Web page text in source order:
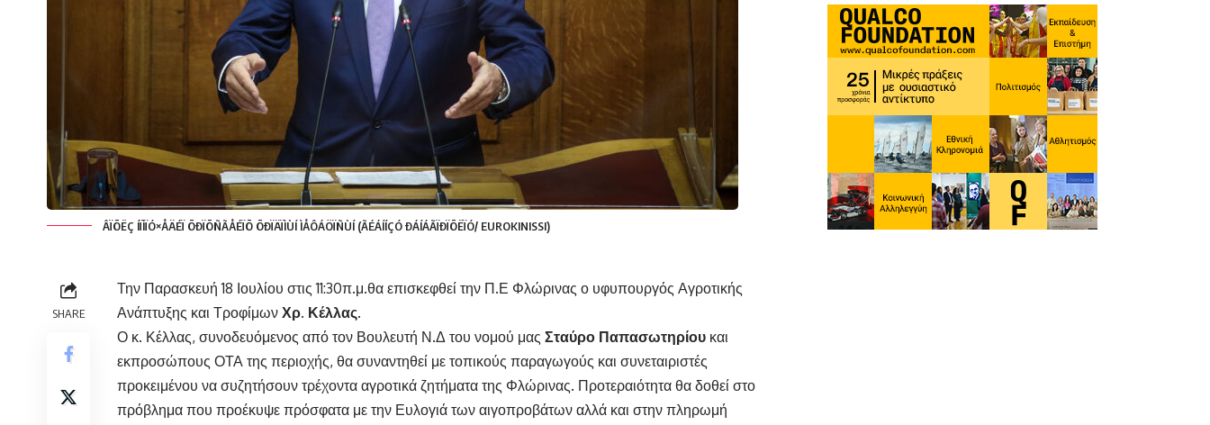
ÂÏÕËÇ ÍÏÌÏÓ×ÅÄÉÏ ÕÐÏÕÑÃÅÉÏÕ ÕÐÏÄÏÌÙÍ ÌÅÔÁÖÏÑÙÍ (ÃÉÁÍÍÇÓ ÐÁÍÁÃÏÐÏÕËÏÓ/ EUROKINISSI)
SHARE
Την Παρασκευή 18 Ιουλίου στις 11:30π.μ.θα επισκεφθεί την Π.Ε Φλώρινας ο υφυπουργός Αγροτικής
Ανάπτυξης και Τροφίμων Χρ. Κέλλας.
Ο κ. Κέλλας, συνοδευόμενος από τον Βουλευτή Ν.Δ του νομού μας Σταύρο Παπασωτηρίου και
εκπροσώπους ΟΤΑ της περιοχής, θα συναντηθεί με τοπικούς παραγωγούς και συνεταιριστές
προκειμένου να συζητήσουν τρέχοντα αγροτικά ζητήματα της Φλώρινας. Προτεραιότητα θα δοθεί στο
πρόβλημα που προέκυψε πρόσφατα με την Ευλογιά των αιγοπροβάτων αλλά και στην πληρωμή